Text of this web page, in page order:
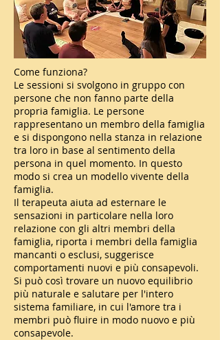
Come funziona?
Le sessioni si svolgono in gruppo con
persone che non fanno parte della
propria famiglia. Le persone
rappresentano un membro della famiglia
e si dispongono nella stanza in relazione
tra loro in base al sentimento della
persona in quel momento. In questo
modo si crea un modello vivente della
famiglia.
Il terapeuta aiuta ad esternare le
sensazioni in particolare nella loro
relazione con gli altri membri della
famiglia, riporta i membri della famiglia
mancanti o esclusi, suggerisce
comportamenti nuovi e più consapevoli.
Si può così trovare un nuovo equilibrio
più naturale e salutare per l'intero
sistema familiare, in cui l'amore tra i
membri può fluire in modo nuovo e più
consapevole.